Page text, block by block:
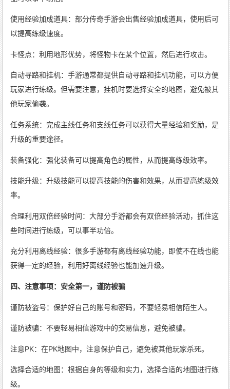
使用经验加成道具：部分传奇手游会出售经验加成道具，使用后可
以提高练级速度。
卡怪点：利用地形优势，将怪物卡在某个位置，然后进行攻击。
自动寻路和挂机：手游通常都提供自动寻路和挂机功能，可以方便
玩家进行练级。但需要注意，挂机时要选择安全的地图，避免被其
他玩家偷袭。
任务系统：完成主线任务和支线任务可以获得大量经验和奖励，是
升级的重要途径。
装备强化：强化装备可以提高角色的属性，从而提高练级效率。
技能升级：升级技能可以提高技能的伤害和效果，从而提高练级效
率。
合理利用双倍经验时间：大部分手游都会有双倍经验活动，抓住这
些时间进行练级，可以事半功倍。
充分利用离线经验：很多手游都有离线经验功能，即使不在线也能
获得一定的经验，利用好离线经验也能加速升级。
四、注意事项：安全第一，谨防被骗
谨防被盗号：保护好自己的账号和密码，不要轻易相信陌生人。
谨防被骗：不要轻易相信游戏中的交易信息，避免被骗。
注意PK：在PK地图中，注意保护自己，避免被其他玩家杀死。
选择合适的地图：根据自身的等级和实力，选择合适的地图进行练
级。